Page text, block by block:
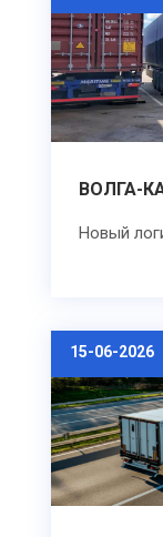
ВОЛГА-
Новый
15-06-2026